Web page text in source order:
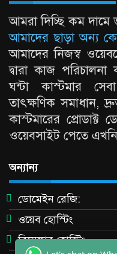
আমরা দিচ্ছি কম
আমাদের ছাড়া অন্য
আমাদের নিজস্ব
দ্বারা কাজ
ঘন্টা কাস্টমার
তাৎক্ষণিক সমাধান,
কাস্টমারের প্রোডাক্ট
ওয়েবসাইট পেতে
অন্যান্য
ডোমেইন রেজি:
ওয়েব হোস্টিং
রিসেলার হোস্টিং